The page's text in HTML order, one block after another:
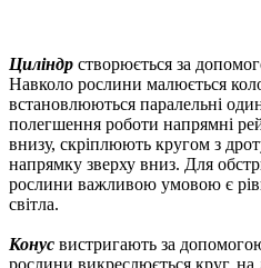
Циліндр створюється за
Навколо рослини малюється
встановлюються паралельні
полегшення роботи напрямні
внизу, скріплюють кругом з
напрямку зверху вниз. Для
рослини важливою умовою є
світла.
Конус вистригають за